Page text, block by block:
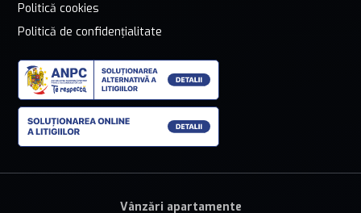
Politică cookies
Politică de confidențialitate
Vânzări apartamente